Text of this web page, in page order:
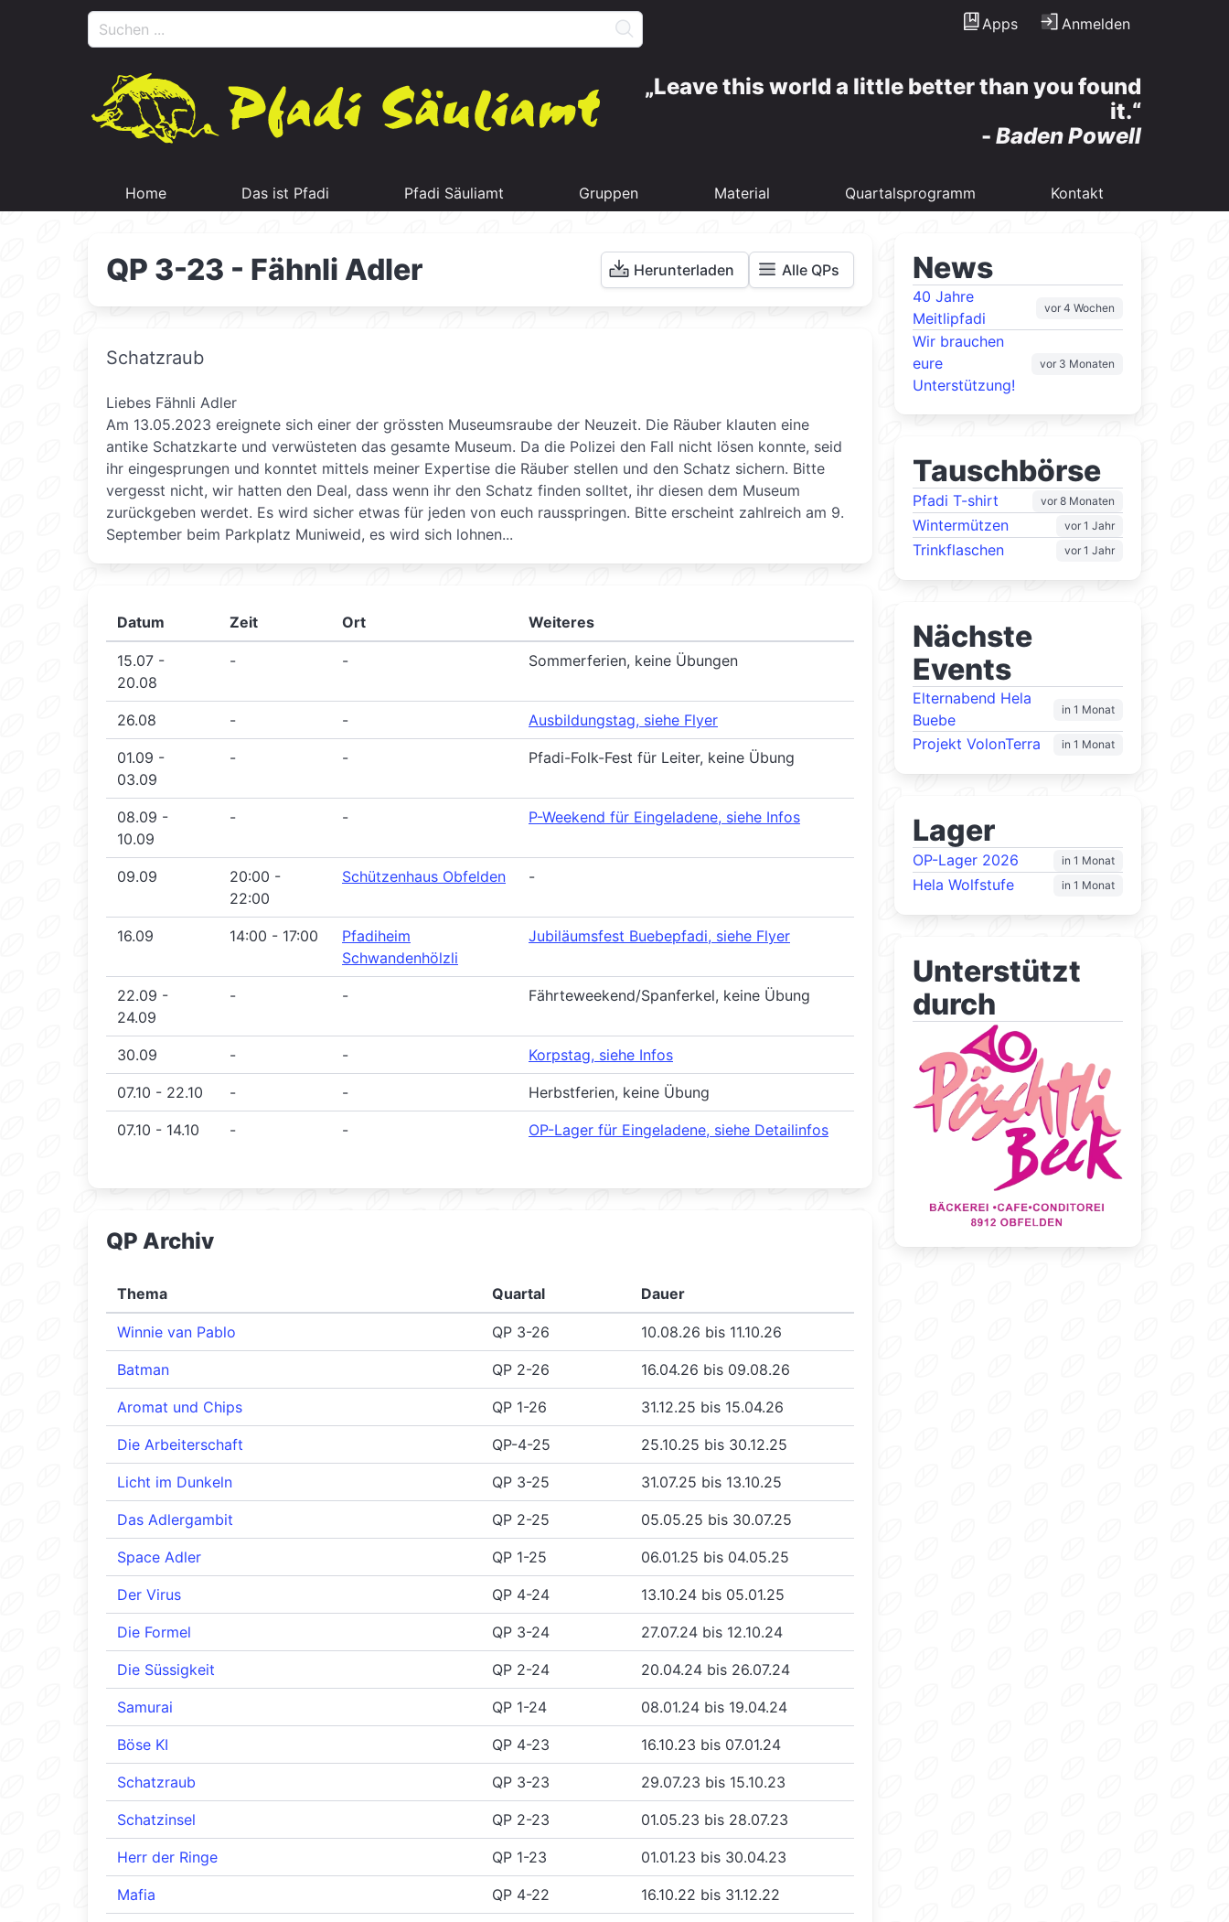
Apps Anmelden
Leave this world a little better than you found
it.
- Baden Powell
Home Das ist Pfadi Pfadi Säuliamt Gruppen Material Quartalsprogramm Kontakt
QP 3-23 - Fähnli Adler Herunterladen Alle QPs
Schatzraub
Liebes Fähnli Adler
Am 13.05.2023 ereignete sich einer der grössten Museumsraube der Neuzeit. Die Räuber klauten eine
antike Schatzkarte und verwüsteten das gesamte Museum. Da die Polizei den Fall nicht lösen konnte, seid
ihr eingesprungen und konntet mittels meiner Expertise die Räuber stellen und den Schatz sichern. Bitte
vergesst nicht, wir hatten den Deal, dass wenn ihr den Schatz finden solltet, ihr diesen dem Museum
zurückgeben werdet. Es wird sicher etwas für jeden von euch rausspringen. Bitte erscheint zahlreich am 9.
September beim Parkplatz Muniweid, es wird sich lohnen...
Datum Zeit Ort Weiteres
15.07 -
20.08
- - Sommerferien, keine Übungen
26.08 - - Ausbildungstag, siehe Flyer
01.09 -
03.09
- - Pfadi-Folk-Fest für Leiter, keine Übung
08.09 -
10.09
- - P-Weekend für Eingeladene, siehe Infos
09.09
20:00 -
22:00
Schützenhaus Obfelden -
16.09 14:00 - 17:00
Pfadiheim
Schwandenhölzli
Jubiläumsfest Buebepfadi, siehe Flyer
22.09 -
24.09
- - Fährteweekend/Spanferkel, keine Übung
30.09 - - Korpstag, siehe Infos
07.10 - 22.10 - - Herbstferien, keine Übung
07.10 - 14.10 - - OP-Lager für Eingeladene, siehe Detailinfos
QP Archiv
Thema Quartal Dauer
Winnie van Pablo QP 3-26 10.08.26 bis 11.10.26
Batman QP 2-26 16.04.26 bis 09.08.26
Aromat und Chips QP 1-26 31.12.25 bis 15.04.26
Die Arbeiterschaft QP-4-25 25.10.25 bis 30.12.25
Licht im Dunkeln QP 3-25 31.07.25 bis 13.10.25
Das Adlergambit QP 2-25 05.05.25 bis 30.07.25
Space Adler QP 1-25 06.01.25 bis 04.05.25
Der Virus QP 4-24 13.10.24 bis 05.01.25
Die Formel QP 3-24 27.07.24 bis 12.10.24
Die Süssigkeit QP 2-24 20.04.24 bis 26.07.24
Samurai QP 1-24 08.01.24 bis 19.04.24
Böse KI QP 4-23 16.10.23 bis 07.01.24
Schatzraub QP 3-23 29.07.23 bis 15.10.23
Schatzinsel QP 2-23 01.05.23 bis 28.07.23
Herr der Ringe QP 1-23 01.01.23 bis 30.04.23
Mafia QP 4-22 16.10.22 bis 31.12.22
News
40 Jahre
Meitlipfadi
vor 4 Wochen
Wir brauchen
eure
Unterstützung!
vor 3 Monaten
Tauschbörse
Pfadi T-shirt vor 8 Monaten
Wintermützen vor 1 Jahr
Trinkflaschen vor 1 Jahr
Nächste
Events
Elternabend Hela
Buebe
in 1 Monat
Projekt VolonTerra in 1 Monat
Lager
OP-Lager 2026 in 1 Monat
Hela Wolfstufe in 1 Monat
Unterstützt
durch